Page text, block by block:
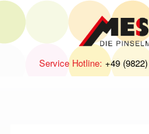
Service Hotline: +49